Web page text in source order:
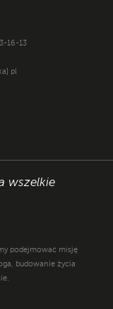
16-13
pl
wszelkie
podejmować misję
budowanie życia